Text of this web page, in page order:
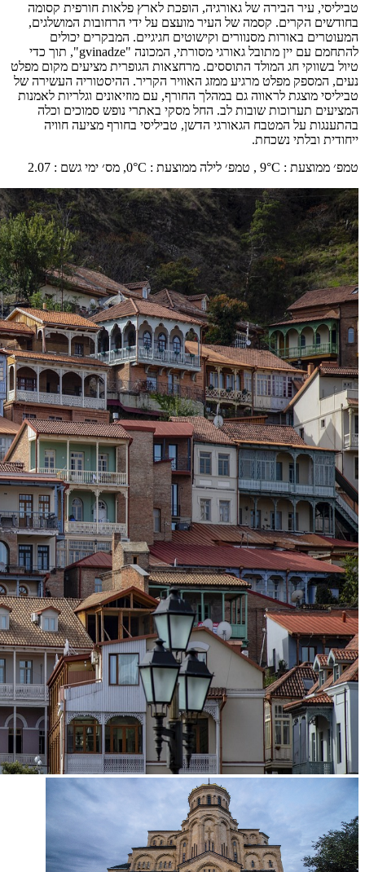
טביליסי, עיר הבירה של גאורגיה, הופכת לארץ פלאות חורפית קסומה
בחודשים הקרים. קסמה של העיר מועצם על ידי הרחובות המושלגים,
המעוטרים באורות מסנוורים וקישוטים חגיגיים. המבקרים יכולים
להתחמם עם יין מתובל גאורגי מסורתי, המכונה "gvinadze", תוך כדי
טיול בשווקי חג המולד התוססים. מרחצאות הגופרית מציעים מקום מפלט
נעים, המספק מפלט מרגיע ממזג האוויר הקריר. ההיסטוריה העשירה של
טביליסי מוצגת לראווה גם במהלך החורף, עם מוזיאונים וגלריות לאמנות
המציעים תערוכות שובות לב. החל מסקי באתרי נופש סמוכים וכלה
בהתענגות על המטבח הגאורגי הדשן, טביליסי בחורף מציעה חוויה
ייחודית ובלתי נשכחת.
טמפ׳ ממוצעת :
9°C , טמפ׳ לילה ממוצעת :
0°C, מס׳ ימי גשם :
2.07